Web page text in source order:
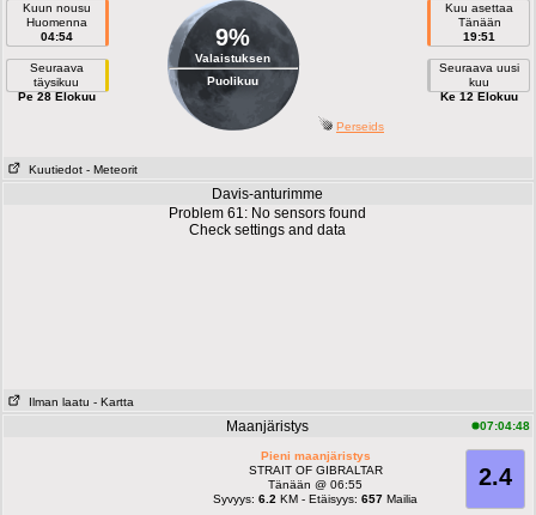
Kuun nousu
Huomenna
04:54
Seuraava
täysikuu
Pe 28 Elokuu
9%
Valaistuksen
Puolikuu
Kuu asettaa
Tänään
19:51
Seuraava uusi
kuu
Ke 12 Elokuu
Perseids
Kuutiedot - Meteorit
Davis-anturimme
Problem 61: No sensors found
Check settings and data
Ilman laatu - Kartta
Maanjäristys 07:04:48
2.4
Pieni maanjäristys
STRAIT OF GIBRALTAR
Tänään @ 06:55
Syvyys:6.2 KM - Etäisyys:657 Mailia